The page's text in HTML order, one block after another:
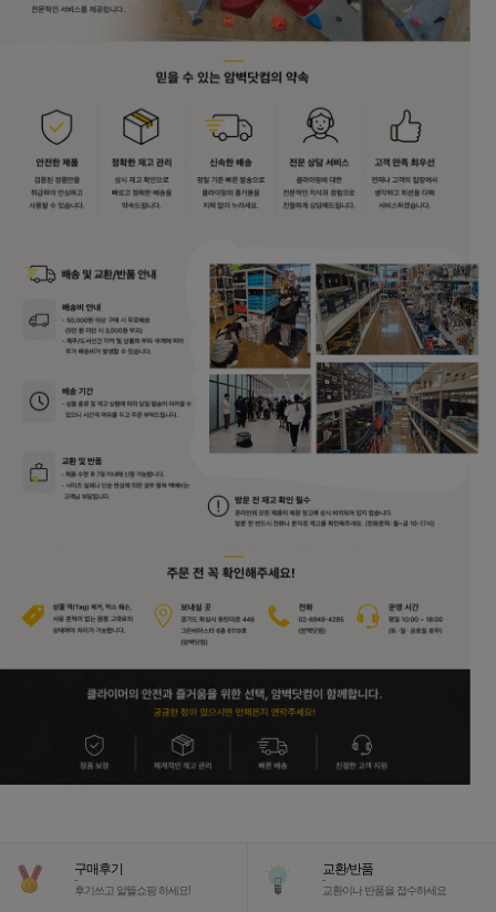
구매후기
-
후기쓰고 알뜰쇼핑 하세요!
교환/반품
-
교환이나 반품을 접수하세요